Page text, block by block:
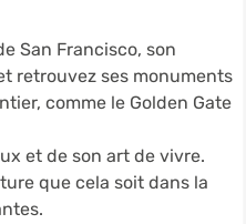
San Francisco, son
retrouvez ses monuments
comme le Golden Gate
et de son art de vivre.
que cela soit dans la